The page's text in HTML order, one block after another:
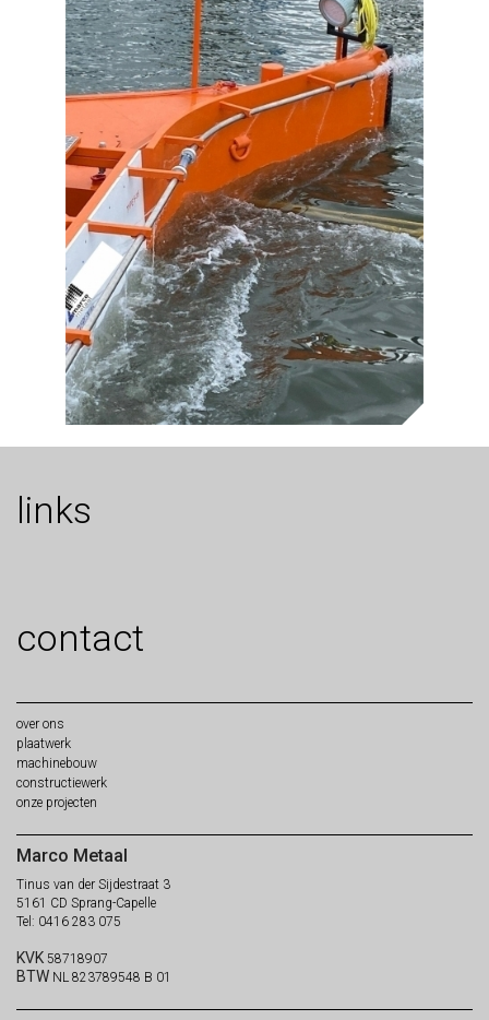
links
contact
over ons
plaatwerk
machinebouw
constructiewerk
onze projecten
Marco Metaal
Tinus van der Sijdestraat 3
5161 CD Sprang-Capelle
Tel: 0416 283 075
KVK 58718907
BTW NL 823789548 B 01